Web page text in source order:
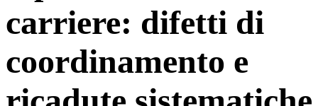
carriere: difetti di
coordinamento e